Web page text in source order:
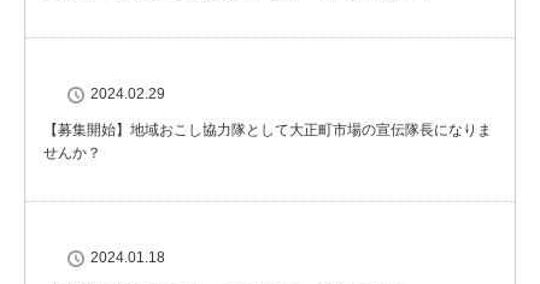
2024.02.29
【募集開始】地域おこし協力隊として大正町市場の宣伝隊長になりま
せんか？
2024.01.18